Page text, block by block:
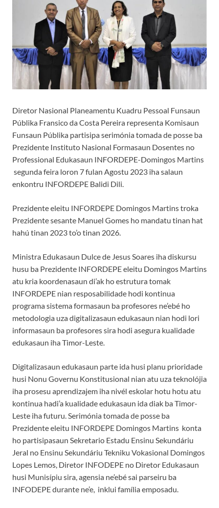
Diretor Nasional Planeamentu Kuadru Pessoal Funsaun
Públika Fransico da Costa Pereira representa Komisaun
Funsaun Públika partisipa serimónia tomada de posse ba
Prezidente Instituto Nasional Formasaun Dosentes no
Professional Edukasaun INFORDEPE-Domingos Martins
segunda feira loron 7 fulan Agostu 2023 iha salaun
enkontru INFORDEPE Balidi Dili.
Prezidente eleitu INFORDEPE Domingos Martins troka
Prezidente sesante Manuel Gomes ho mandatu tinan hat
hahú tinan 2023 to’o tinan 2026.
Ministra Edukasaun Dulce de Jesus Soares iha diskursu
husu ba Prezidente INFORDEPE eleitu Domingos Martins
atu kria koordenasaun di’ak ho estrutura tomak
INFORDEPE nian resposabilidade hodi kontinua
programa sistema formasaun ba profesores ne’ebé ho
metodologia uza digitalizasaun edukasaun nian hodi lori
informasaun ba profesores sira hodi asegura kualidade
edukasaun iha Timor-Leste.
Digitalizasaun edukasaun parte ida husi planu prioridade
husi Nonu Governu Konstitusional nian atu uza teknolójia
iha prosesu aprendizajem iha nivél eskolar hotu hotu atu
kontinua hadi’a kualidade edukasaun ida diak ba Timor-
Leste iha futuru. Serimónia tomada de posse ba
Prezidente eleitu INFORDEPE Domingos Martins konta
ho partisipasaun Sekretario Estadu Ensinu Sekundáriu
Jeral no Ensinu Sekundáriu Tekniku Vokasional Domingos
Lopes Lemos, Diretor INFODEPE no Diretor Edukasaun
husi Munisípiu sira, agensia ne’ebé sai parseiru ba
INFODEPE durante ne’e, inklui família emposadu.